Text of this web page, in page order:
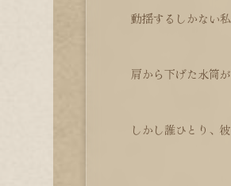
動揺するしかない
肩から下げた水筒
しかし誰ひとり、